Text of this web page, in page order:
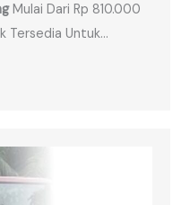
Mulai Dari Rp 810.000
Tersedia Untuk…